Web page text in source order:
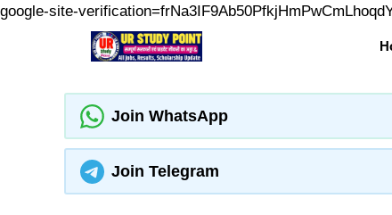
google-site-
Join WhatsApp
Join Telegram